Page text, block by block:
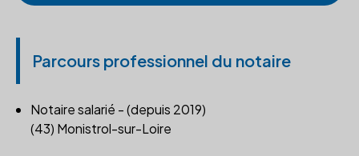
Parcours professionnel du notaire
Notaire salarié - (depuis 2019)
(43) Monistrol-sur-Loire